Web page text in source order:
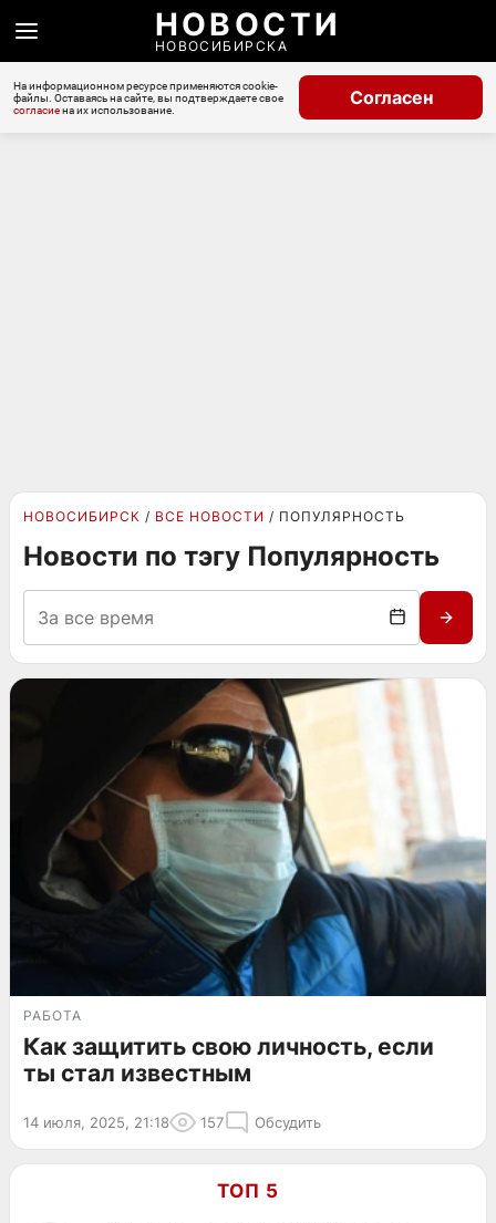
НОВОСТИ
НОВОСИБИРСКА
На информационном ресурсе применяются cookie-
файлы. Оставаясь на сайте, вы подтверждаете свое
согласиена их использование.
Согласен
НОВОСИБИРСК ВСЕ НОВОСТИ ПОПУЛЯРНОСТЬ
Новости по тэгу Популярность
РАБОТА
Как защитить свою личность, если
ты стал известным
14 июля, 2025, 21:18 157 Обсудить
ТОП 5